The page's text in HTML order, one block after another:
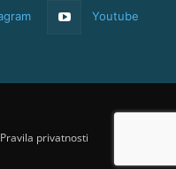
Youtube
Pravila privatnosti